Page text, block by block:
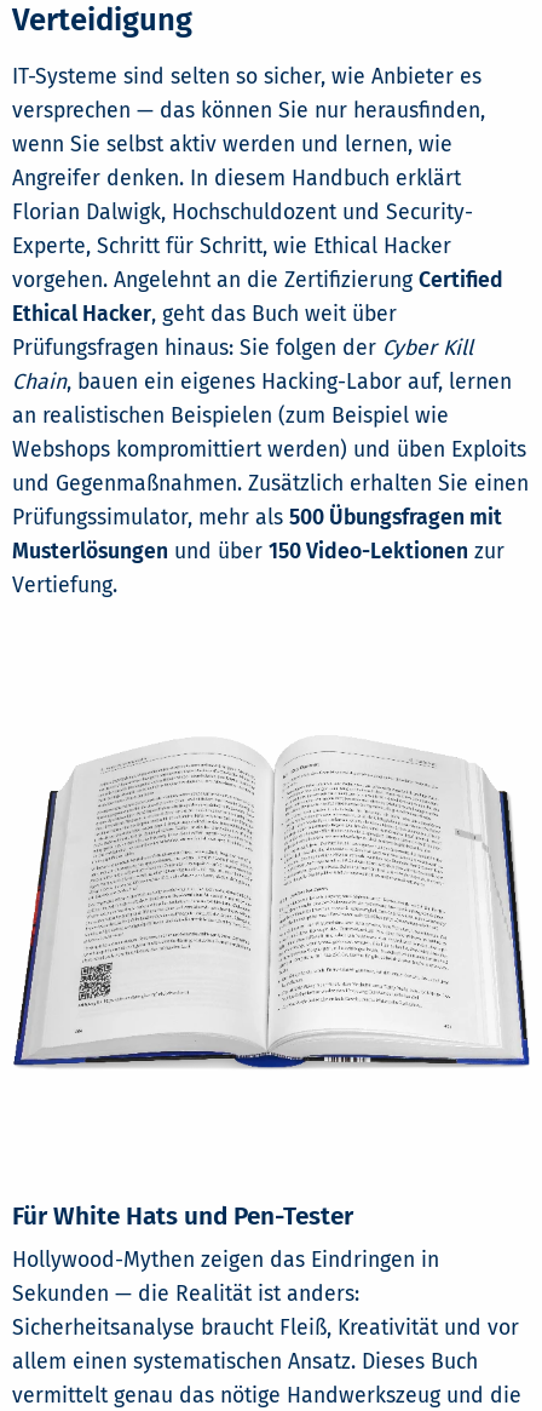
Verteidigung
IT-Systeme sind selten so sicher, wie Anbieter es
versprechen — das können Sie nur herausfinden,
wenn Sie selbst aktiv werden und lernen, wie
Angreifer denken. In diesem Handbuch erklärt
Florian Dalwigk, Hochschuldozent und Security-
Experte, Schritt für Schritt, wie Ethical Hacker
vorgehen. Angelehnt an die Zertifizierung Certified
Ethical Hacker, geht das Buch weit über
Prüfungsfragen hinaus: Sie folgen der Cyber Kill
Chain, bauen ein eigenes Hacking-Labor auf, lernen
an realistischen Beispielen (zum Beispiel wie
Webshops kompromittiert werden) und üben Exploits
und Gegenmaßnahmen. Zusätzlich erhalten Sie einen
Prüfungssimulator, mehr als 500 Übungsfragen mit
Musterlösungen und über 150 Video-Lektionen zur
Vertiefung.
Für White Hats und Pen-Tester
Hollywood-Mythen zeigen das Eindringen in
Sekunden — die Realität ist anders:
Sicherheitsanalyse braucht Fleiß, Kreativität und vor
allem einen systematischen Ansatz. Dieses Buch
vermittelt genau das nötige Handwerkszeug und die